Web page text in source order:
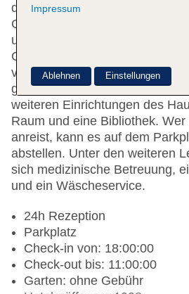
den Einrichtungen des Hauses
Garderobe, eine
und eine Wechselstube. Im
Gebühr zur Verfügung.
vorhanden. Ein schöner
gehören zum Gelände der
weiteren Einrichtungen des
Raum und eine Bibliothek.
anreist, kann es auf dem
abstellen. Unter den weiteren
sich medizinische Betreuung,
und ein Wäscheservice.
24h Rezeption
Parkplatz
Check-in von: 18:00:00
Check-out bis: 11:00:00
Garten: ohne Gebühr
Impressum
Ablehnen Einstellungen